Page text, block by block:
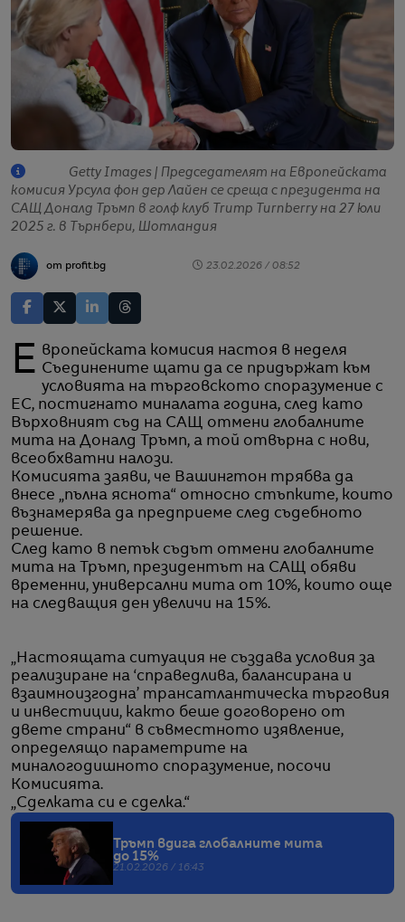
Getty Images | Председателят на Европейската
комисия Урсула фон дер Лайен се среща с президента на
САЩ Доналд Тръмп в голф клуб Trump Turnberry на 27 юли
2025 г. в Търнбери, Шотландия
от profit.bg 23.02.2026 / 08:52
Европейската комисия настоя в неделя Съединените щати да се придържат към
условията на търговското споразумение с
ЕС, постигнато миналата година, след като
Върховният съд на САЩ отмени глобалните
мита на Доналд Тръмп, а той отвърна с нови,
всеобхватни налози.
Комисията заяви, че Вашингтон трябва да
внесе „пълна яснота“ относно стъпките, които
възнамерява да предприеме след съдебното
решение.
След като в петък съдът отмени глобалните
мита на Тръмп, президентът на САЩ обяви
временни, универсални мита от 10%, които още
на следващия ден увеличи на 15%.
„Настоящата ситуация не създава условия за
реализиране на ‘справедлива, балансирана и
взаимноизгодна’ трансатлантическа търговия
и инвестиции, както беше договорено от
двете страни“ в съвместното изявление,
определящо параметрите на
миналогодишното споразумение, посочи
Комисията.
„Сделката си е сделка.“
Тръмп вдига глобалните мита
до 15%
21.02.2026 / 16:43